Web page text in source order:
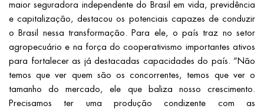
maior seguradora independente do Brasil em vida, previdência
e capitalização, destacou os potenciais capazes de conduzir
o Brasil nessa transformação. Para ele, o país traz no setor
agropecuário e na força do cooperativismo importantes ativos
para fortalecer as já destacadas capacidades do país. “Não
temos que ver quem são os concorrentes, temos que ver o
tamanho do mercado, ele que baliza nosso crescimento.
Precisamos ter uma produção condizente com as